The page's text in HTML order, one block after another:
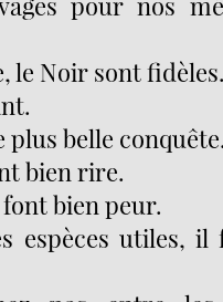
le Noir sont
plus belle
bien rire.
bien peur.
espèces utiles,